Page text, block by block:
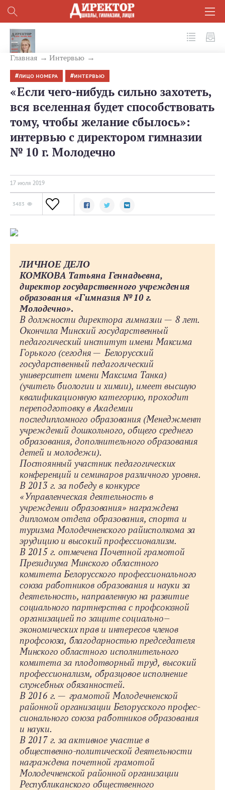
Главная Интервью
ЛИЦО НОМЕРА ИНТЕРВЬЮ
«Если чего-нибудь сильно захотеть,
вся вселенная будет способствовать
тому, чтобы желание сбылось»:
интервью с директором гимназии
№ 10 г. Молодечно
17 июля 2019
3483
ЛИЧНОЕ ДЕЛО
КОМКОВА Татьяна Геннадьевна,
директор государственного учреждения
образования «Гимназия № 10 г.
Молодечно».
В должности директора гимназии — 8 лет.
Окончила Минский государственный
педагогический институт имени Максима
Горького (сегодня — Белорусский
государственный педагогический
университет имени Максима Танка)
(учитель биологии и химии), имеет высшую
квалификационную категорию, проходит
переподготовку в Академии
последипломного образования (Менеджмент
учреждений дошкольного, общего среднего
образования, дополнительного образования
детей и молодежи).
Постоянный участник педагогических
конференций и семинаров различного уровня.
В 2013 г. за победу в конкурсе
«Управленческая деятельность в
учреждении образования» награждена
дипломом отдела образования, спорта и
туризма Молодечненского райисполкома за
эрудицию и высокий профессионализм.
В 2015 г. отмечена Почетной грамотой
Президиума Минского областного
комитета Белорусского профессионального
союза работников образования и науки за
деятельность, направленную на развитие
социального партнерства с профсоюзной
организацией по защите социально-­
экономических прав и интересов членов
профсоюза, благодарностью председателя
Минского областного исполнительного
комитета за плодотворный труд, высокий
профессионализм, образцовое исполнение
служебных обязанностей.
В 2016 г. — грамотой Молодечненской
районной организации Белорусского профес­
сио­нального союза работников образования
и науки.
В 2017 г. за активное участие в
общественно-­политической деятельности
награждена почетной грамотой
Молодечненской районной организации
Республиканского общественного